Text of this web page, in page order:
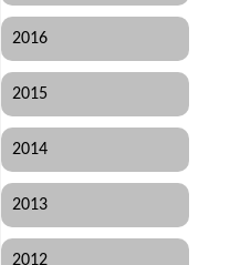
2016
2015
2014
2013
2012